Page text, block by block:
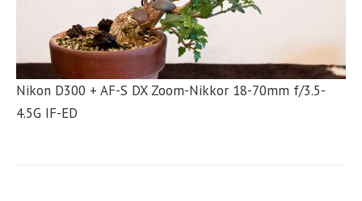
Nikon D300 + AF-S DX Zoom-Nikkor 18-70mm f/3.5-
4.5G IF-ED